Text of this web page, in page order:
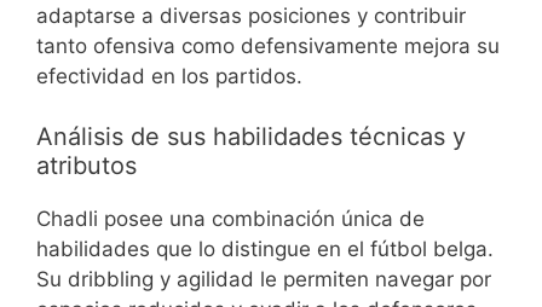
adaptarse a diversas posiciones y contribuir
tanto ofensiva como defensivamente mejora su
efectividad en los partidos.
Análisis de sus habilidades técnicas y
atributos
Chadli posee una combinación única de
habilidades que lo distingue en el fútbol belga.
Su dribbling y agilidad le permiten navegar por